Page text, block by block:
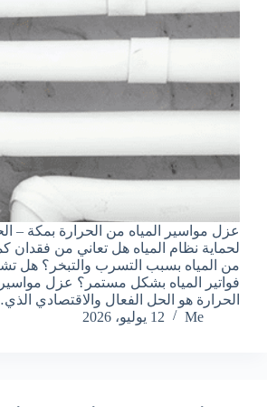
عزل مواسير المياه من الحرارة بمكة –
لحماية نظام المياه هل تعاني من فقدان
من المياه بسبب التسرب والتبخر؟ هل
فواتير المياه بشكل مستمر؟ عزل
الحرارة هو الحل الفعال والاقتصادي
Me
12 يوليو، 2026